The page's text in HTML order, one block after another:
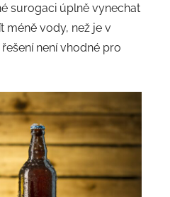
surogaci úplně vynechat
méně vody, než je v
není vhodné pro